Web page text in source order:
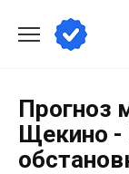
содержанию
Прогноз
Щекино -